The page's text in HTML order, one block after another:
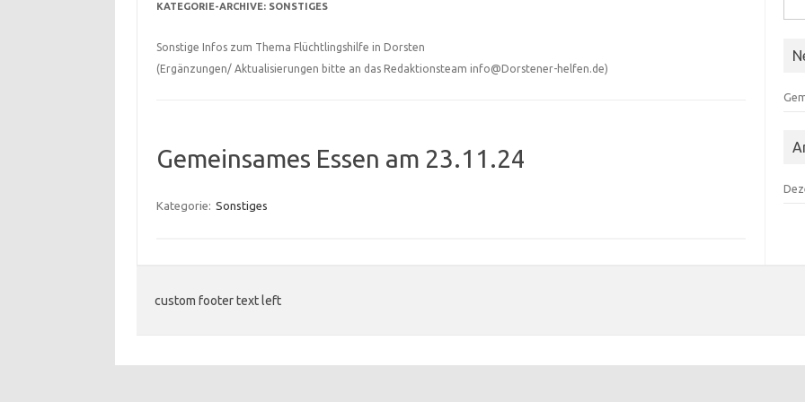
KATEGORIE-ARCHIVE: SONSTIGES
Sonstige Infos zum Thema Flüchtlingshilfe in Dorsten
(Ergänzungen/ Aktualisierungen bitte an das Redaktionsteam info@Dorstener-helfen.de)
Gemeinsames Essen am 23.11.24
Kategorie: Sonstiges
custom footer text left